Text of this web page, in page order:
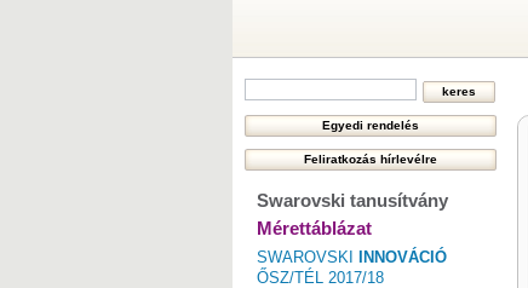
Swarovski tanusítvány
Mérettáblázat
SWAROVSKI
INNOVÁCIÓ
ŐSZ/TÉL 2017/18